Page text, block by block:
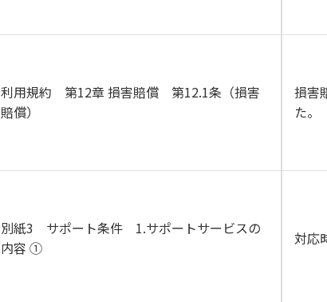
利用規約 第12章 損害賠償 第12.1条（損害
賠償）
損害
た。
別紙3 サポート条件 1.サポートサービスの
内容 ①
対応